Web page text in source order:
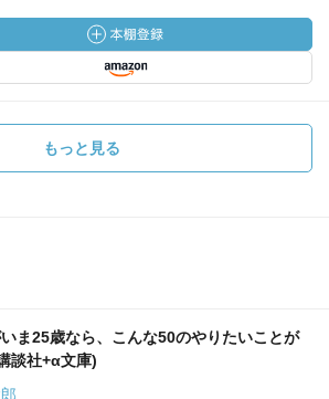
もっと見る
ま25歳なら、こんな50のやりたいことが
談社+α文庫)